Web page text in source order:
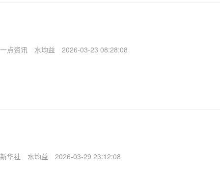
一点资讯 水均益 2026-03-23 08:28:08
新华社 水均益 2026-03-29 23:12:08